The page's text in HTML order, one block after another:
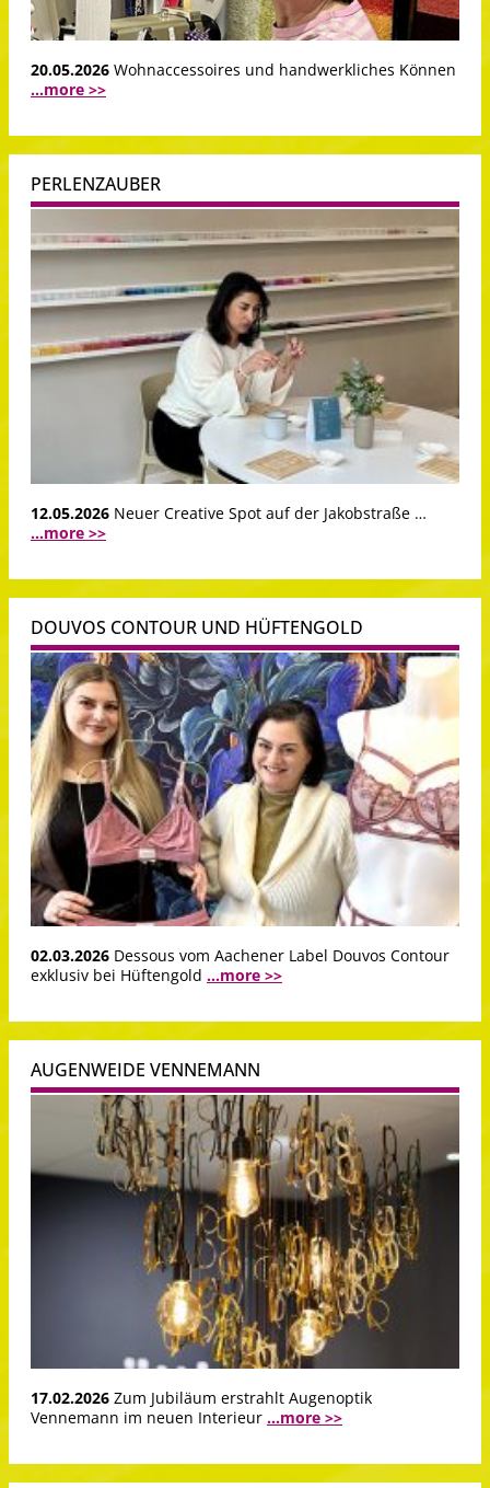
20.05.2026 Wohnaccessoires und handwerkliches Können
...more >>
PERLENZAUBER
12.05.2026 Neuer Creative Spot auf der Jakobstraße …
...more >>
DOUVOS CONTOUR UND HÜFTENGOLD
02.03.2026 Dessous vom Aachener Label Douvos Contour
exklusiv bei Hüftengold ...more >>
AUGENWEIDE VENNEMANN
17.02.2026 Zum Jubiläum erstrahlt Augenoptik
Vennemann im neuen Interieur ...more >>